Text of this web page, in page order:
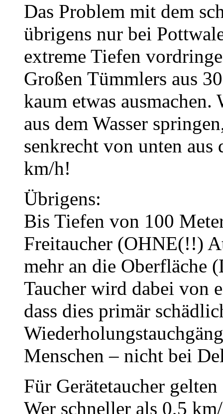
Das Problem mit dem
übrigens nur bei
extreme Tiefen
Großen Tümmlers aus
kaum etwas
aus dem Wasser
senkrecht von unten aus
km/h!
Übrigens:
Bis Tiefen von 100
Freitaucher (OHNE(!!)
mehr an die
Taucher wird dabei von
dass dies primär
Menschen – nicht bei
Für Gerätetaucher
Wer schneller als 0,5